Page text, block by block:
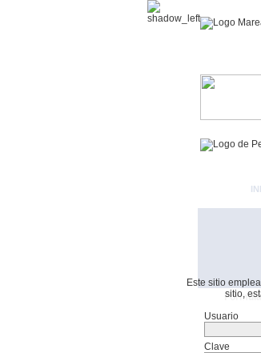
Este sitio
sitio,
Usuario
Clave